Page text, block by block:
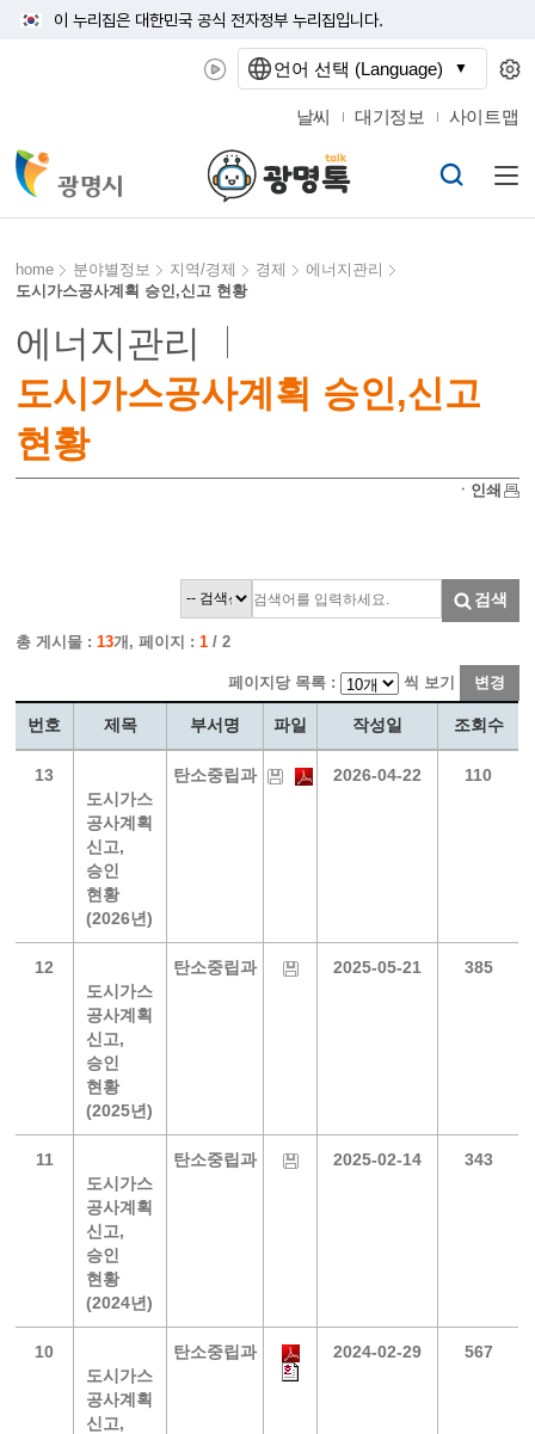
이 누리집은 대한민국 공식 전자정부 누리집입니다.
날씨 대기정보 사이트맵
home 분야별정보 지역/경제 경제
에너지관리
도시가스공사계획 승인,신고 현황
에너지관리
도시가스공사계획 승인,신고
현황
ㆍ인쇄
검색
총 게시물 :13개, 페이지 :1 / 2
페이지당 목록 : 씩 보기 변경
번호 제목 부서명 파일 작성일 조회수
13
도시가스
공사계획
신고,
승인
현황
(2026년)
탄소중립과 2026-04-22 110
12
도시가스
공사계획
신고,
승인
현황
(2025년)
탄소중립과 2025-05-21 385
11
도시가스
공사계획
신고,
승인
현황
(2024년)
탄소중립과 2025-02-14 343
10
도시가스
공사계획
신고,
탄소중립과 2024-02-29 567
언어 선택 (Language)